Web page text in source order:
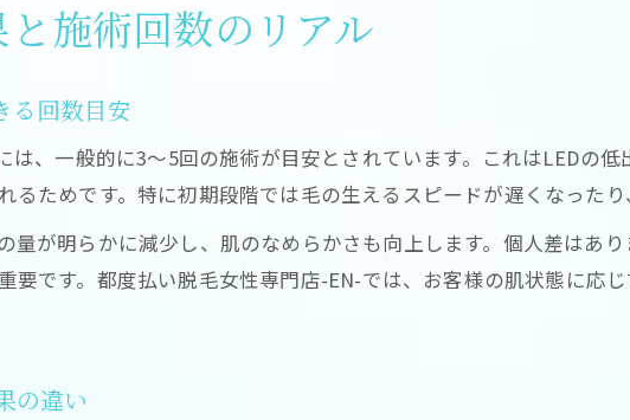
施術回数のリアル
る回数目安
は、一般的に3～5回の施術が目安とされています。これはLEDの
るためです。特に初期段階では毛の生えるスピードが遅くなった
量が明らかに減少し、肌のなめらかさも向上します。個人差はあ
要です。都度払い脱毛女性専門店-EN-では、お客様の肌状態に応
の違い